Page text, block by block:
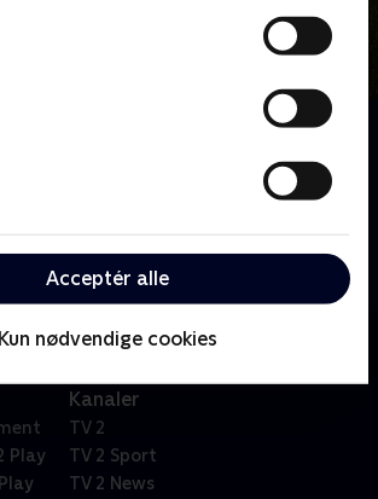
Acceptér alle
Kun nødvendige cookies
troldeungerne Gimpe, Humpe
de udforsker Troldeskoven og - på
små drillepinde.
Play
Kanaler
TV 2
TV 2 Sport
TV 2 News